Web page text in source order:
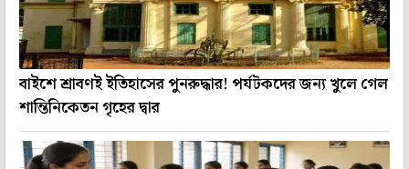
বাইশে শ্রাবণই ইতিহাসের পুনরুদ্ধার! পর্যটকদের জন্য খুলে গেল
শান্তিনিকেতন গৃহের দ্বার